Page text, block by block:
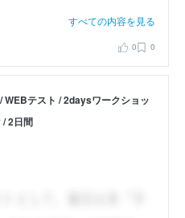
すべての内容を見る
0 0
WEBテスト / 2daysワークショッ
2日間